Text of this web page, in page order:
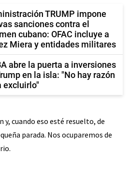
TRUMP impone
sanciones contra el
cubano: OFAC incluye a
Miera y entidades militares
abre la puerta a inversiones
en la isla: "No hay razón
excluirlo"
y, cuando eso esté resuelto, de
parada. Nos ocuparemos de